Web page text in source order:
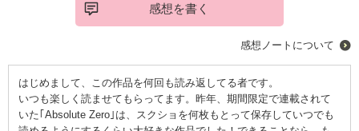
感想を書く
感想ノートについて
はじめまして、この作品を何回も読み返してる者です。
いつも楽しく読ませてもらってます。昨年、期間限定で連載されて
いた｢Absolute Zero｣は、スクショを何枚もとって保存していつでも